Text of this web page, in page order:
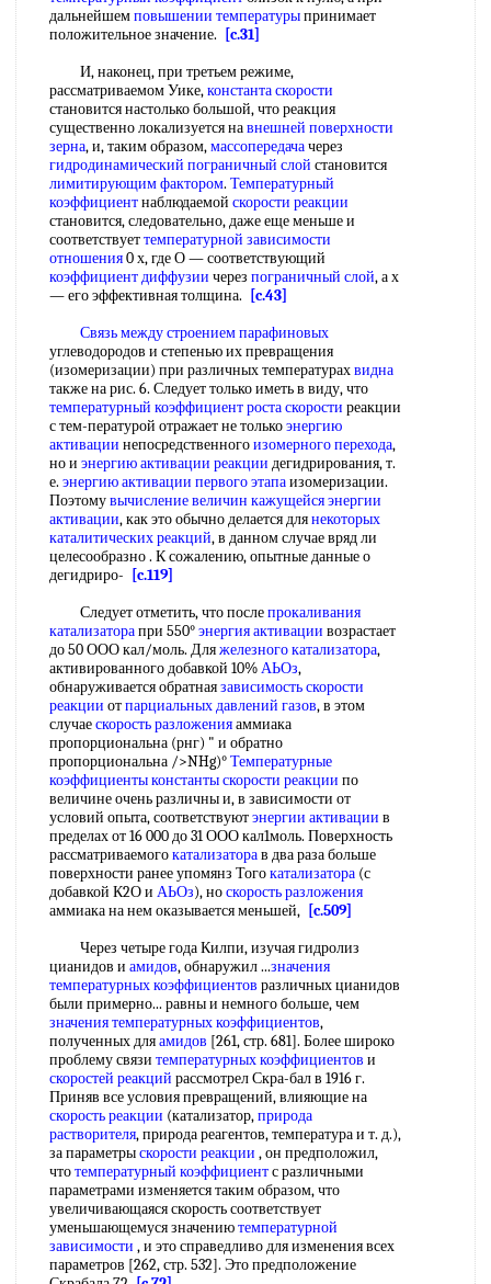
дальнейшемповышении температурыпринимает
положительное значение.
[c.31]
И, наконец, при третьем режиме,
рассматриваемом Уике,константа скорости
становится настолько большой, что реакция
существенно локализуется навнешней поверхности
зерна, и, таким образом,массопередачачерез
гидродинамический пограничный слой становится
лимитирующим фактором. Температурный
коэффициентнаблюдаемой скорости реакции
становится, следовательно, даже еще меньше и
соответствуеттемпературной зависимости
отношения0 х, где О — соответствующий
коэффициент диффузии через пограничный слой, а х
— его эффективная толщина.
[c.43]
Связь междустроением парафиновых
углеводородов и степенью их превращения
(изомеризации) при различных температурахвидна
также на рис. 6. Следует только иметь в виду, что
температурный коэффициентроста скорости реакции
с тем-пературой отражает не толькоэнергию
активации непосредственногоизомерного перехода,
но и энергию активации реакции дегидрирования, т.
е. энергию активации первого этапаизомеризации.
Поэтомувычисление величин кажущейся энергии
активации, как это обычно делается длянекоторых
каталитических реакций, в данном случае вряд ли
целесообразно . К сожалению, опытные данные о
дегидриро-
[c.119]
Следует отметить, что послепрокаливания
катализаторапри 550°энергия активации возрастает
до 50 ООО кал/моль. Дляжелезного катализатора,
активированного добавкой 10%АЬОз,
обнаруживается обратнаязависимость скорости
реакции отпарциальных давлений газов, в этом
случаескорость разложенияаммиака
пропорциональна (рнг) " и обратно
пропорциональна />NHg)°Температурные
коэффициенты константы скорости реакции по
величине очень различны и, в зависимости от
условий опыта, соответствуютэнергии активации в
пределах от 16 000 до 31 ООО кал1моль. Поверхность
рассматриваемогокатализаторав два раза больше
поверхности ранее упомянз Тогокатализатора (с
добавкой К2О и АЬОз), носкорость разложения
аммиака на нем оказывается меньшей, [c.509]
Через четыре года Килпи, изучая гидролиз
цианидов и амидов, обнаружил ...значения
температурных коэффициентов различных цианидов
были примерно... равны и немного больше, чем
значения температурных коэффициентов,
полученных дляамидов [261, стр. 681]. Более широко
проблему связи температурных коэффициентов и
скоростей реакций рассмотрел Скра-бал в 1916 г.
Приняв все условия превращений, влияющие на
скорость реакции (катализатор,природа
растворителя, природа реагентов, температура и т. д.),
за параметрыскорости реакции , он предположил,
чтотемпературный коэффициентс различными
параметрами изменяется таким образом, что
увеличивающаяся скорость соответствует
уменьшающемуся значениютемпературной
зависимости , и это справедливо для изменения всех
параметров [262, стр. 532]. Это предположение